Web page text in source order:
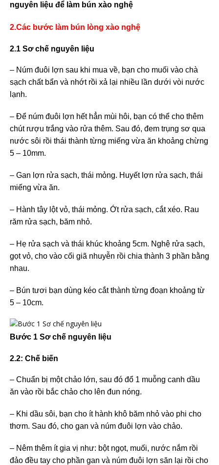
nguyên liệu để làm bún xào nghệ
2.Các bước làm bún lòng xào nghệ
2.1 Sơ chế nguyên liệu
– Núm đuôi lợn sau khi mua về, bạn cho muối vào chà
sạch chất bẩn và nhớt rồi xả lại nhiều lần dưới vòi nước
lạnh.
– Để núm đuôi lợn hết hẳn mùi hôi, bạn có thể cho thêm
chút rượu trắng vào rửa thêm. Sau đó, đem trụng sơ qua
nước sôi rồi thái thành từng miếng vừa ăn khoảng chừng
5 – 10mm.
– Gan lợn rửa sạch, thái mỏng. Huyết lợn rửa sạch, thái
miếng vừa ăn.
– Hành tây lột vỏ, thái mỏng. Ớt rửa sạch, cắt xéo. Rau
răm rửa sạch, băm nhỏ.
– Hẹ rửa sạch và thái khúc khoảng 5cm. Nghệ rửa sạch,
gọt vỏ, cho vào cối giã nhuyễn rồi chia thành 3 phần bằng
nhau.
– Bún tươi bạn dùng kéo cắt thành từng đoạn khoảng từ
5 – 10cm.
Bước 1 Sơ chế nguyên liệu
2.2: Chế biến
– Chuẩn bị một chảo lớn, sau đó đổ 1 muỗng canh dầu
ăn vào rồi bắc chảo cho lên đun nóng.
– Khi dầu sôi, bạn cho ít hành khô băm nhỏ vào phi cho
thơm. Sau đó, cho gan và núm đuôi lợn vào chảo.
– Nêm thêm ít gia vị như: bột ngọt, muối, nước nắm rồi
đảo đều tay cho phần gan và núm đuôi lợn săn lại rồi cho